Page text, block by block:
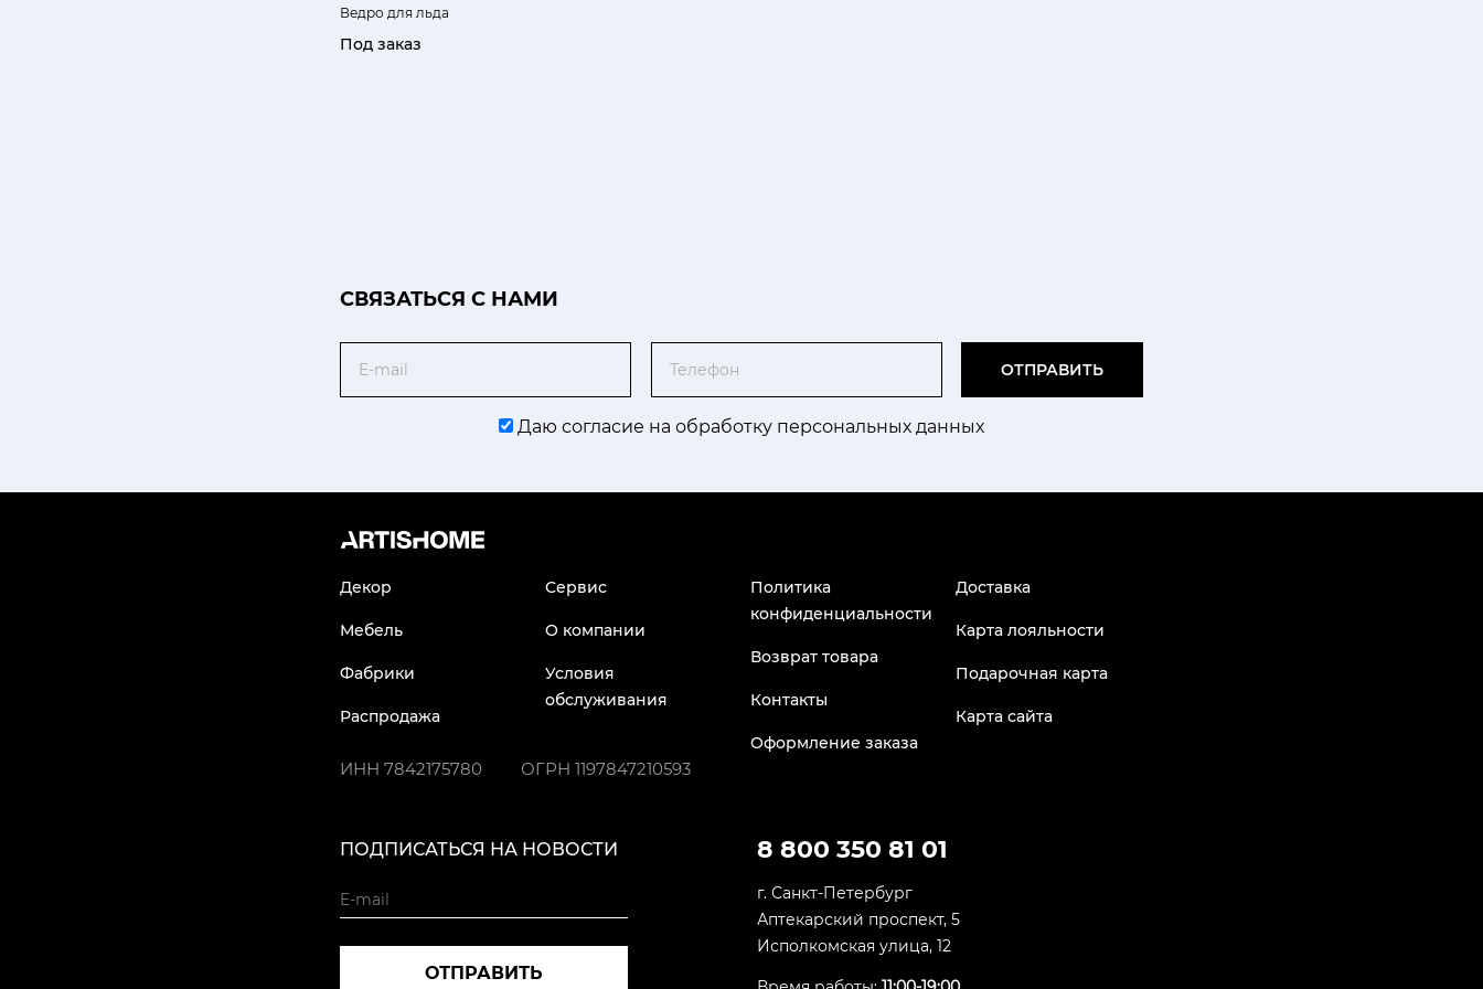
Ведро для льда
Под заказ
CВЯЗАТЬСЯ С НАМИ
ОТПРАВИТЬ
Даю согласие на обработку персональных данных
Декор
Мебель
Фабрики
Распродажа
Сервис
О компании
Условия
обслуживания
Политика
конфиденциальности
Возврат товара
Контакты
Оформление заказа
Доставка
Карта лояльности
Подарочная карта
Карта сайта
ИНН 7842175780 ОГРН 1197847210593
8 800 350 81 01
г. Санкт-Петербург
Аптекарский проспект, 5
Исполкомская улица, 12
ПОДПИСАТЬСЯ НА НОВОСТИ
ОТПРАВИТЬ